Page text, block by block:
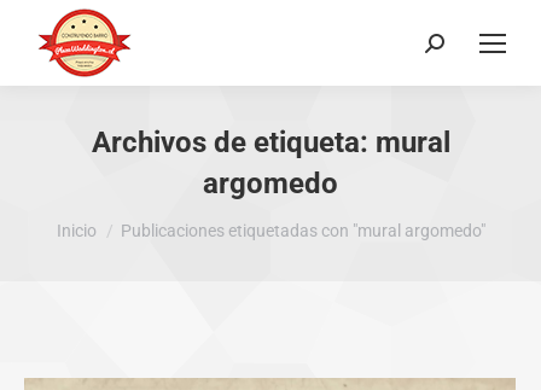
Buscar:
Archivos de etiqueta: mural
argomedo
Estás aquí:
Inicio Publicaciones etiquetadas con "mural argomedo"